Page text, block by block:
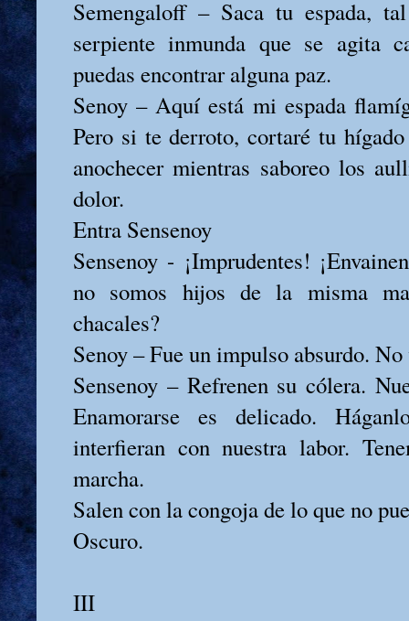
Semengaloff – Saca tu espada,
serpiente inmunda que se agita
puedas encontrar alguna paz.
Senoy – Aquí está mi espada
Pero si te derroto, cortaré tu
anochecer mientras saboreo los
dolor.
Entra Sensenoy
Sensenoy - ¡Imprudentes!
no somos hijos de la misma
chacales?
Senoy – Fue un impulso absurdo. No
Sensenoy – Refrenen su cólera.
Enamorarse es delicado.
interfieran con nuestra labor.
marcha.
Salen con la congoja de lo que no
Oscuro.
III